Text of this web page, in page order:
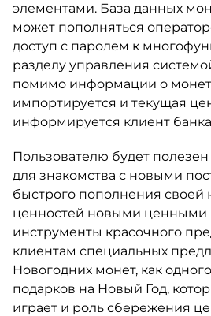
элементами. База данных
может пополняться
доступ с паролем к
разделу управления
помимо информации о
импортируется и текущая
информируется клиент
Пользователю будет
для знакомства с новыми
быстрого пополнения своей
ценностей новыми ценными
инструменты красочного
клиентам специальных
Новогодних монет, как
подарков на Новый Год,
играет и роль сбережения